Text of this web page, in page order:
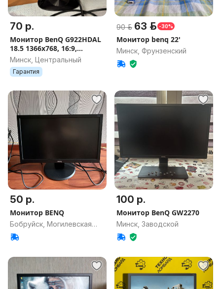
70 р.
Монитор BenQ G922HDAL
18.5 1366x768, 16:9,
TN+Film, яркость 250 нит,
D-Sub (VGA)
Минск, Центральный
Гарантия
90 р. 63 р. -30%
Монитор benq 22'
Минск, Фрунзенский
50 р.
Монитор BENQ
Бобруйск, Могилевская
обл.
100 р.
Монитор BenQ GW2270
Минск, Заводской